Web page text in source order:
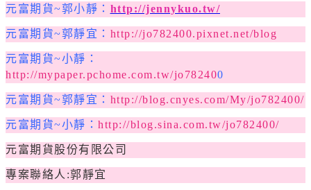
元富期貨~郭小靜： http://jennykuo.tw/
元富期貨~郭靜宜： http://jo782400.pixnet.net/blog
元富期貨~小靜：
http://mypaper.pchome.com.tw/jo782400
元富期貨~郭靜宜： http://blog.cnyes.com/My/jo782400/
元富期貨~小靜： http://blog.sina.com.tw/jo782400/
元富期貨股份有限公司
專案聯絡人:郭靜宜